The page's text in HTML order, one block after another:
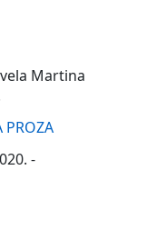
Martina
PROZA
-